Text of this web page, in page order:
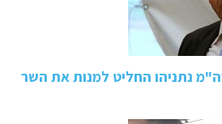
נתניהו החליט למנות את השר